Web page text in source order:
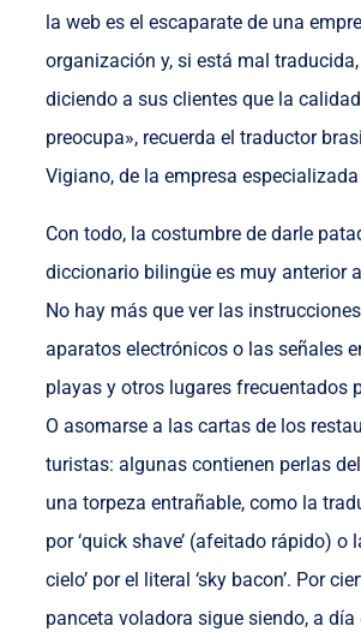
la web es el escaparate de una
organización y, si está mal
diciendo a sus clientes que la
preocupa», recuerda el traductor
Vigiano, de la empresa
Con todo, la costumbre de darle
diccionario bilingüe es muy anterior
No hay más que ver las
aparatos electrónicos o las señales
playas y otros lugares frecuentados
O asomarse a las cartas de los
turistas: algunas contienen perlas
una torpeza entrañable, como la
por ‘quick shave’ (afeitado rápido) o
cielo’ por el literal ‘sky bacon’. Por
panceta voladora sigue siendo, a día